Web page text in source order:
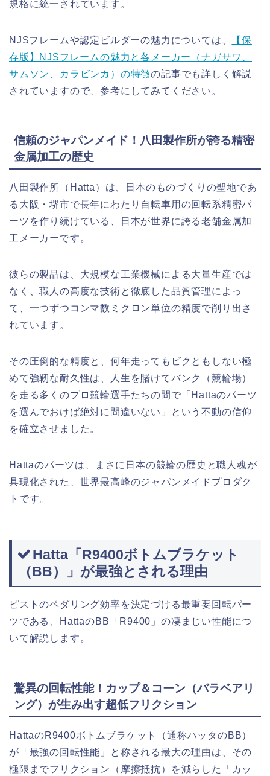
規格に統一されています。
NJSフレームや認定ビルダーの魅力については、
【保
存版】NJSフレームの魅力と各メーカー（ナガサワ、
サムソン、カラビンカ）の特徴の記事でも詳しく解説
されていますので、参考にしてみてください。
信頼のジャパンメイド！八田製作所が誇る精密
金属加工の歴史
八田製作所（Hatta）は、日本のものづくりの聖地であ
る大阪・堺市で長年にわたり自転車用の回転系精密パ
ーツを作り続けている、日本が世界に誇る老舗金属加
工メーカーです。
彼らの製品は、大規模な工業機械による大量生産では
なく、職人の高度な技術と徹底した品質管理によっ
て、一つずつコンマ数ミクロン単位の精度で削り出さ
れています。
その圧倒的な精度と、何年走ってもビクともしない極
めて強靭な耐久性は、人生を賭けてバンク（競輪場）
を走る多くのプロ競輪選手たちの間で「Hattaのパーツ
を選んでおけば絶対に間違いない」という不動の信仰
を確立させました。
Hattaのパーツは、まさに日本の競輪の歴史と職人魂が
具現化された、世界最高峰のジャパンメイドプロダク
トです。
Hatta「R9400ボトムブラケット
（BB）」が最強とされる理由
ピストのペダリング効率を決定づける最重要回転パー
ツである、HattaのBB「R9400」の凄まじい性能につ
いて解説します。
驚異の回転性能！カップ＆コーン（バラベアリ
ング）が生み出す超低フリクション
HattaのR9400ボトムブラケット（通称ハッタのBB）
が「最強の回転性能」と称される最大の理由は、その
極限までフリクション（摩擦抵抗）を減らした「カッ